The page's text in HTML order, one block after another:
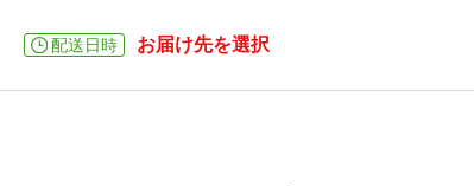
配送日時 お届け先を選択